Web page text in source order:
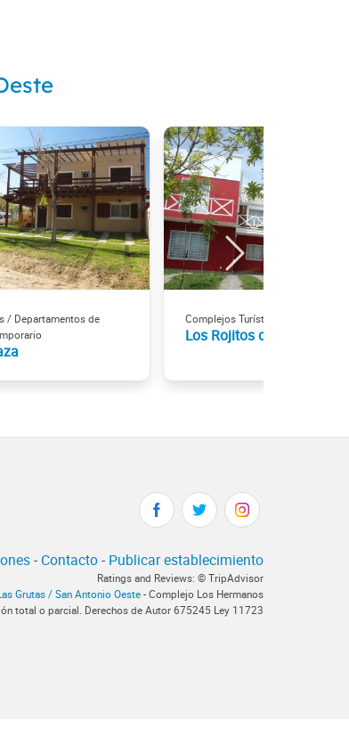
/ Departamentos de
Complejos Turísticos
Los Rojitos del Mar
- Contacto- Publicar establecimiento
Ratings and Reviews: © TripAdvisor
Grutas / San Antonio Oeste - Complejo Los Hermanos
total o parcial. Derechos de Autor 675245 Ley 11723